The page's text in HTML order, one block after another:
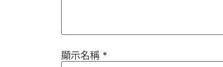
顯示名稱 *